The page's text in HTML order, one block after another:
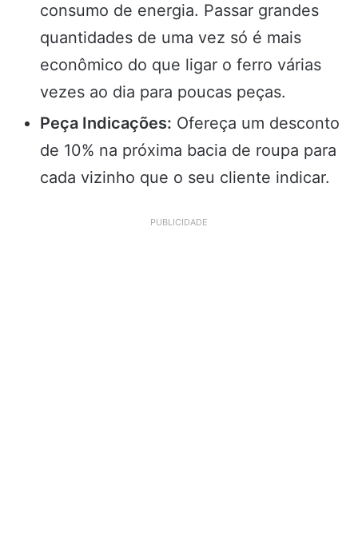
consumo de energia. Passar grandes
quantidades de uma vez só é mais
econômico do que ligar o ferro várias
vezes ao dia para poucas peças.
Peça Indicações: Ofereça um desconto
de 10% na próxima bacia de roupa para
cada vizinho que o seu cliente indicar.
PUBLICIDADE